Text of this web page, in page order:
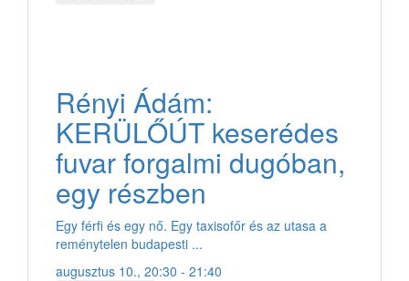
Rényi Ádám:
KERÜLŐÚT keserédes
fuvar forgalmi dugóban,
egy részben
Egy férfi és egy nő. Egy taxisofőr és az utasa a
reménytelen budapesti ...
augusztus 10., 20:30 - 21:40